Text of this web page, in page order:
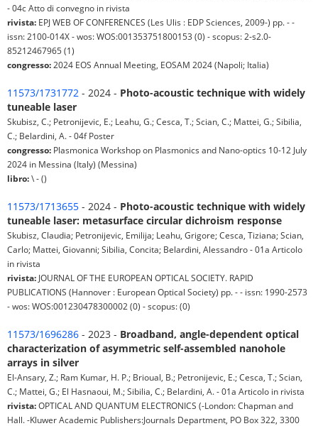
- 04c Atto di convegno in rivista
rivista: EPJ WEB OF CONFERENCES (Les Ulis : EDP Sciences, 2009-) pp. - -
issn: 2100-014X - wos: WOS:001353751800153 (0) - scopus: 2-s2.0-
85212467965 (1)
congresso: 2024 EOS Annual Meeting, EOSAM 2024 (Napoli; Italia)
11573/1731772 - 2024 - Photo-acoustic technique with widely
tuneable laser
Skubisz, C.; Petronijevic, E.; Leahu, G.; Cesca, T.; Scian, C.; Mattei, G.; Sibilia,
C.; Belardini, A. - 04f Poster
congresso: Plasmonica Workshop on Plasmonics and Nano-optics 10-12 July
2024 in Messina (Italy) (Messina)
libro:\ - ()
11573/1713655 - 2024 - Photo-acoustic technique with widely
tuneable laser: metasurface circular dichroism response
Skubisz, Claudia; Petronijevic, Emilija; Leahu, Grigore; Cesca, Tiziana; Scian,
Carlo; Mattei, Giovanni; Sibilia, Concita; Belardini, Alessandro - 01a Articolo
in rivista
rivista: JOURNAL OF THE EUROPEAN OPTICAL SOCIETY. RAPID
PUBLICATIONS (Hannover : European Optical Society) pp. - - issn: 1990-2573
- wos: WOS:001230478300002 (0) - scopus: (0)
11573/1696286 - 2023 - Broadband, angle-dependent optical
characterization of asymmetric self-assembled nanohole
arrays in silver
El-Ansary, Z.; Ram Kumar, H. P.; Brioual, B.; Petronijevic, E.; Cesca, T.; Scian,
C.; Mattei, G.; El Hasnaoui, M.; Sibilia, C.; Belardini, A. - 01a Articolo in rivista
rivista:OPTICAL AND QUANTUM ELECTRONICS (-London: Chapman and
Hall. -Kluwer Academic Publishers:Journals Department, PO Box 322, 3300